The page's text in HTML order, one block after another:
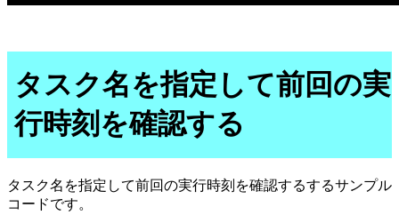
タスク名を指定して前回の実
行時刻を確認する
タスク名を指定して前回の実行時刻を確認するするサンプル
コードです。